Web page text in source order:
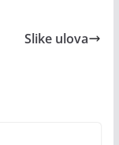
Slike ulova